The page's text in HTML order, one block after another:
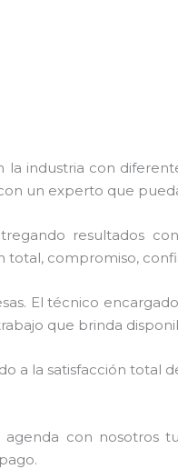
industria con
un experto que
resultados
total, compromiso,
El técnico
que brinda
a la satisfacción total
agenda con nosotros